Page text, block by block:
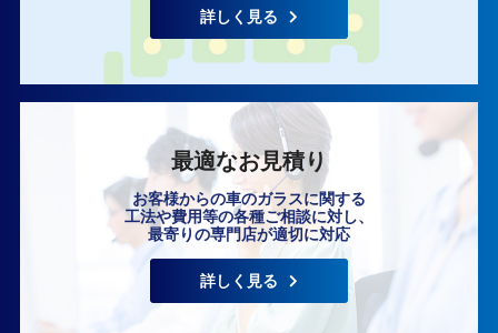
いますぐ無料相談
詳しく見る
最適なお見積り
お客様からの車のガラスに関する
工法や費用等の各種ご相談に対し、
最寄りの専門店が適切に対応
詳しく見る